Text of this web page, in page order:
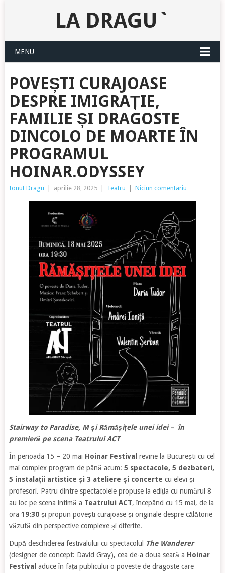
LA DRAGU`
MENU
POVEȘTI CURAJOASE
DESPRE IMIGRAȚIE,
FAMILIE ȘI DRAGOSTE
DINCOLO DE MOARTE ÎN
PROGRAMUL
HOINAR.ODYSSEY
Ionut Dragu aprilie 28, 2025 Teatru Niciun comentariu
Stairway to Paradise, M și Rămășițele unei idei – în
premieră pe scena Teatrului ACT
În perioada 15 – 20 mai Hoinar Festival revine la București cu cel
mai complex program de până acum: 5 spectacole, 5 dezbateri,
5 instalații artistice și 3 ateliere și concerte cu elevi și
profesori. Patru dintre spectacolele propuse la ediția cu numărul 8
au loc pe scena intimă a Teatrului ACT, începând cu 15 mai, de la
ora 19:30și propun povești curajoase și originale despre călătorie
văzută din perspective complexe și diferite.
După deschiderea festivalului cu spectacolul
The Wanderer
(designer de concept: David Gray), cea de-a doua seară a Hoinar
Festival aduce în fața publicului o poveste de dragoste care